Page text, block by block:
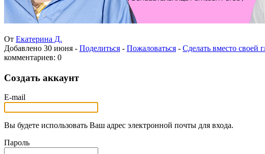
От Екатерина Д.
Добавлено 30 июня - Поделиться - Пожаловаться - Сделать вместо своей
комментариев: 0
Создать аккаунт
E-mail
Вы будете использовать Ваш адрес электронной почты для входа.
Пароль